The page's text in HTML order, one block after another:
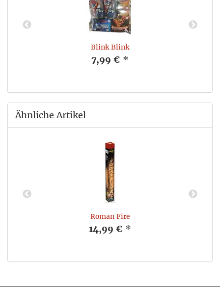
Blink Blink
7,99 € *
Ähnliche Artikel
Roman Fire
14,99 € *